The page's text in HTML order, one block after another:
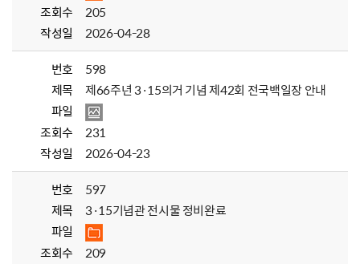
조회수
205
작성일
2026-04-28
번호
598
제목
제66주년 3·15의거 기념 제42회 전국백일장 안내
파일
조회수
231
작성일
2026-04-23
번호
597
제목
3·15기념관 전시물 정비완료
파일
조회수
209